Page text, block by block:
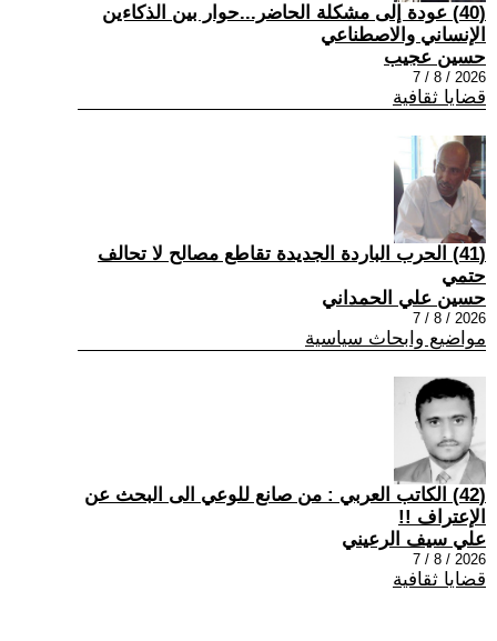
(40) عودة إلى مشكلة الحاضر...حوار بين الذكاءين
الإنساني والاصطناعي
حسين عجيب
2026 / 8 / 7
قضايا ثقافية
(41) الحرب الباردة الجديدة تقاطع مصالح لا تحالف
حتمي
حسين علي الحمداني
2026 / 8 / 7
مواضيع وابحاث سياسية
(42) الكاتب العربي : من صانع للوعي الى البحث عن
الإعتراف !!
علي سيف الرعيني
2026 / 8 / 7
قضايا ثقافية